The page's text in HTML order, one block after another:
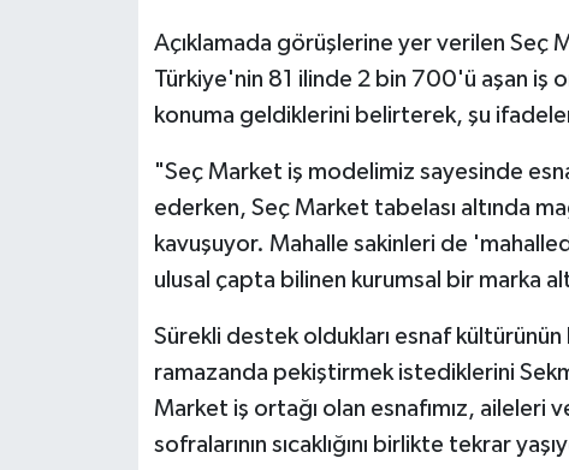
Açıklamada görüşlerine yer verilen Seç
Türkiye'nin 81 ilinde 2 bin 700'ü aşan iş
konuma geldiklerini belirterek, şu
"Seç Market iş modelimiz sayesinde
ederken, Seç Market tabelası altında
kavuşuyor. Mahalle sakinleri de
ulusal çapta bilinen kurumsal bir marka
Sürekli destek oldukları esnaf kültürünün
ramazanda pekiştirmek istediklerini
Market iş ortağı olan esnafımız, aileleri
sofralarının sıcaklığını birlikte tekrar